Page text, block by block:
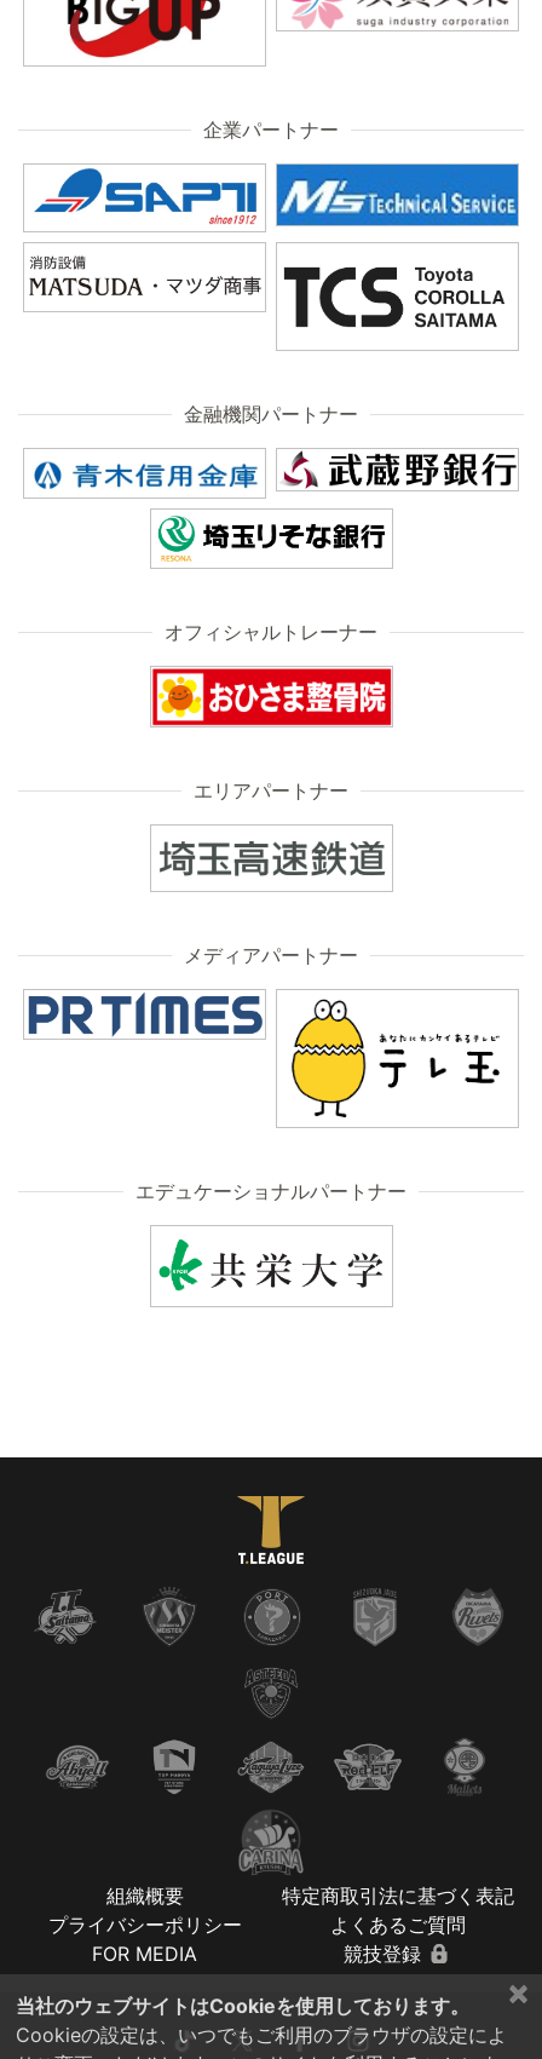
企業パートナー
金融機関パートナー
オフィシャルトレーナー
エリアパートナー
メディアパートナー
エデュケーショナルパートナー
組織概要
特定商取引法に基づく表記
プライバシーポリシー
よくあるご質問
FOR MEDIA
競技登録
×
当社のウェブサイトはCookieを使用しております。
Cookieの設定は、いつでもご利用のブラウザの設定によ